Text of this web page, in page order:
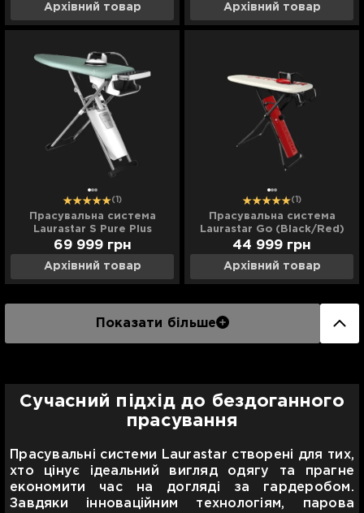
Архівний товар Архівний товар
(1)
Прасувальна система
Laurastar S Pure Plus
(White/Green)
Архівний товар
69 999 грн
(1)
Прасувальна система
Laurastar Go (Black/Red)
Архівний товар
44 999 грн
Показати більше
Сучасний підхід до бездоганного
прасування
Прасувальні системи Laurastar створені для тих,
хто цінує ідеальний вигляд одягу та прагне
економити час на догляді за гардеробом.
Завдяки інноваційним технологіям, парова